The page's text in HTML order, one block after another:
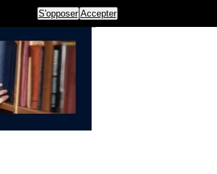
S'opposer Accepter